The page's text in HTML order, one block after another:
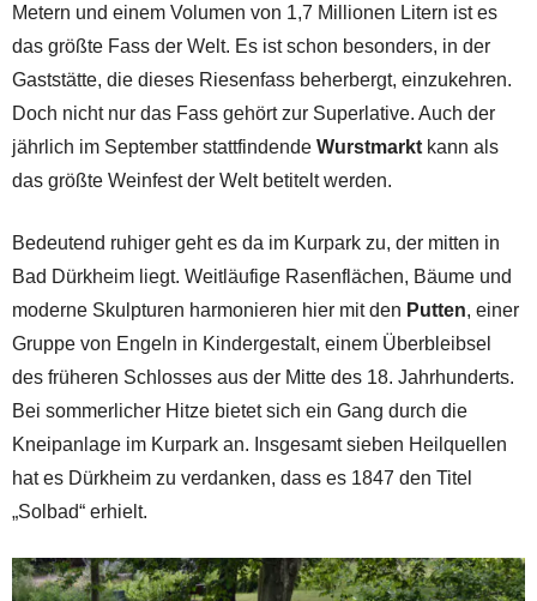
Metern und einem Volumen von 1,7 Millionen Litern ist es
das größte Fass der Welt. Es ist schon besonders, in der
Gaststätte, die dieses Riesenfass beherbergt, einzukehren.
Doch nicht nur das Fass gehört zur Superlative. Auch der
jährlich im September stattfindende Wurstmarkt kann als
das größte Weinfest der Welt betitelt werden.
Bedeutend ruhiger geht es da im Kurpark zu, der mitten in
Bad Dürkheim liegt. Weitläufige Rasenflächen, Bäume und
moderne Skulpturen harmonieren hier mit den Putten, einer
Gruppe von Engeln in Kindergestalt, einem Überbleibsel
des früheren Schlosses aus der Mitte des 18. Jahrhunderts.
Bei sommerlicher Hitze bietet sich ein Gang durch die
Kneipanlage im Kurpark an. Insgesamt sieben Heilquellen
hat es Dürkheim zu verdanken, dass es 1847 den Titel
„Solbad“ erhielt.